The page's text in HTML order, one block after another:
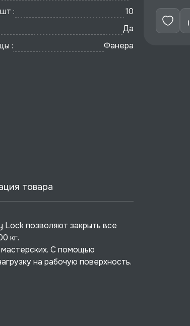
:
10
Да
:
Фанера
товара
Lock позволяют закрыть все
кг.
С помощью
на рабочую поверхность.